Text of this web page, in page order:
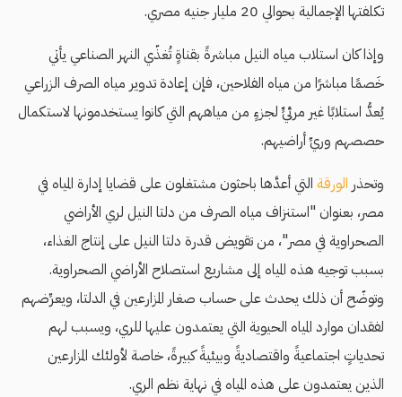
تكلفتها الإجمالية بحوالي 20 مليار جنيه مصري.
وإذا كان استلاب مياه النيل مباشرةً بقناةٍ تُغذّي النهر الصناعي يأتي
خَصمًا مباشرًا من مياه الفلاحين، فإن إعادة تدوير مياه الصرف الزراعي
يُعدُّ استلابًا غير مرئيٍّ لجزءٍ من مياههم التي كانوا يستخدمونها لاستكمال
حصصهم وريِّ أراضيهم.
وتحذر الورقة التي أعدَّها باحثون مشتغلون على قضايا إدارة المياه في
مصر، بعنوان "استنزاف مياه الصرف من دلتا النيل لري الأراضي
الصحراوية في مصر"، من تقويض قدرة دلتا النيل على إنتاج الغذاء،
بسبب توجيه هذه المياه إلى مشاريع استصلاح الأراضي الصحراوية.
وتوضّح أن ذلك يحدث على حساب صغار المزارعين في الدلتا، ويعرِّضهم
لفقدان موارد المياه الحيوية التي يعتمدون عليها للري، ويسبب لهم
تحدياتٍ اجتماعيةً واقتصاديةً وبيئيةً كبيرةً، خاصة لأولئك المزارعين
الذين يعتمدون على هذه المياه في نهاية نظم الري.